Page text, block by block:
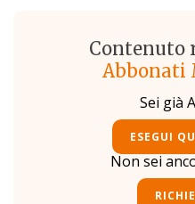
Contenuto
Abbonati
Sei già
ESEGUI
Non sei